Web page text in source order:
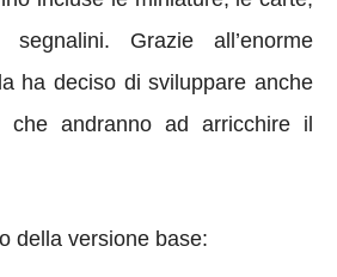
Grazie all’enorme
ha deciso di sviluppare anche
che andranno ad arricchire il
della versione base: